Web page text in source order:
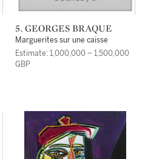
5. GEORGES BRAQUE
Marguerites sur une caisse
Estimate: 1,000,000 – 1,500,000
GBP